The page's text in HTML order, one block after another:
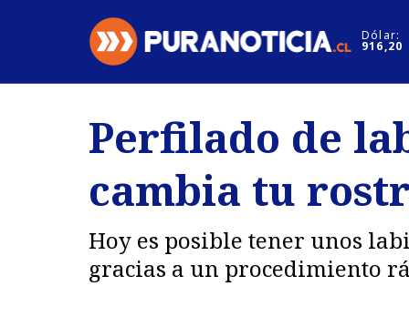
Dólar:
916,20
Regiones
Deportes Motores
Perfilado de
cambia tu
Hoy es posible tener unos
gracias a un procedimiento